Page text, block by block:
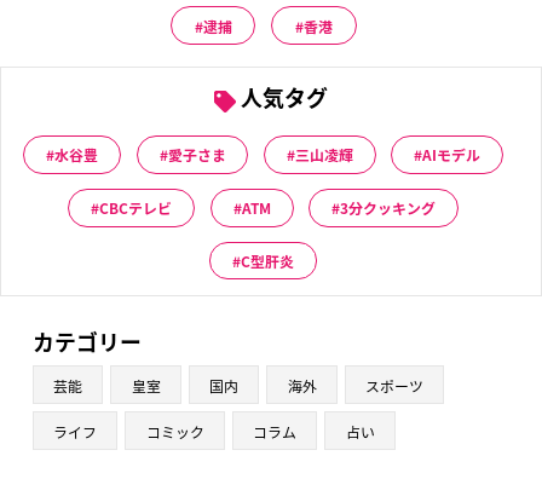
逮捕 香港
人気タグ
水谷豊 愛子さま 三山凌輝 AIモデル
CBCテレビ ATM 3分クッキング
C型肝炎
カテゴリー
芸能 皇室 国内 海外 スポーツ
ライフ コミック コラム 占い